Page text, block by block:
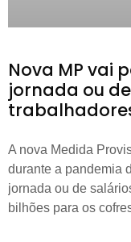
Nova MP vai
jornada ou
A nova Medida
durante a pandemia
jornada ou de
bilhões para os